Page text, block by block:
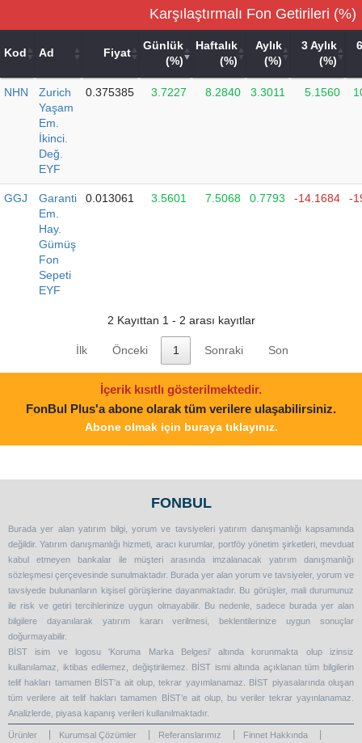
Karşılaştırmalı Fon Getirileri (%)
Kod Ad Fiyat
Günlük
(%)
Haftalık
(%)
Aylık
(%)
3 Aylık
(%)
NHN
Zurich
Yaşam
Em.
İkinci.
Değ.
EYF
0.375385 3.7227 8.2840 3.3011 5.1560
GGJ
Garanti
Em.
Hay.
Gümüş
Fon
Sepeti
EYF
0.013061 3.5601 7.5068 0.7793 -14.1684 -
2 Kayıttan 1 - 2 arası kayıtlar
İlk Önceki 1 Sonraki Son
İçerik kısıtlı gösterilmektedir.
FonBul Plus'a abone olarak tüm verilere ulaşabilirsiniz.
Abone olmak için buraya tıklayınız.
FONBUL
Burada yer alan yatırım bilgi, yorum ve tavsiyeleri yatırım danışmanlığı kapsamında
değildir. Yatırım danışmanlığı hizmeti, aracı kurumlar, portföy yönetim şirketleri, mevduat
kabul etmeyen bankalar ile müşteri arasında imzalanacak yatırım danışmanlığı
sözleşmesi çerçevesinde sunulmaktadır. Burada yer alan yorum ve tavsiyeler, yorum ve
tavsiyede bulunanların kişisel görüşlerine dayanmaktadır. Bu görüşler, mali durumunuz
ile risk ve getiri tercihlerinize uygun olmayabilir. Bu nedenle, sadece burada yer alan
bilgilere dayanılarak yatırım kararı verilmesi, beklentilerinize uygun sonuçlar
doğurmayabilir.
BİST isim ve logosu 'Koruma Marka Belgesi' altında korunmakta olup izinsiz
kullanılamaz, iktibas edilemez, değiştirilemez. BİST ismi altında açıklanan tüm bilgilerin
telif hakları tamamen BİST'a ait olup, tekrar yayımlanamaz. BİST piyasalarında oluşan
tüm verilere ait telif hakları tamamen BİST’e ait olup, bu veriler tekrar yayınlanamaz.
Analizlerde, piyasa kapanış verileri kullanılmaktadır.
Ürünler Kurumsal Çözümler Referanslarımız Finnet Hakkında